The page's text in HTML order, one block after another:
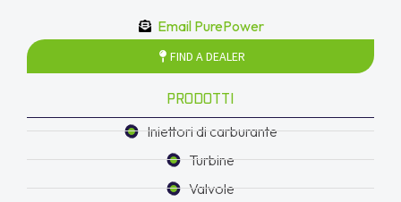
Email PurePower
FIND A DEALER
PRODOTTI
Iniettori di carburante
Turbine
Valvole